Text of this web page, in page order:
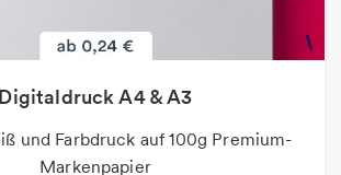
Digitaldruck A4 & A3
und Farbdruck auf 100g Premium-
Markenpapier